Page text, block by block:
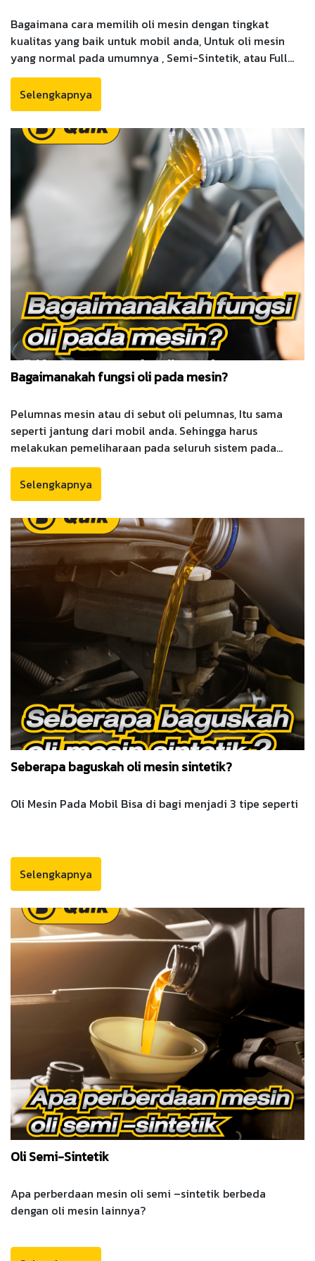
Bagaimana cara memilih oli mesin dengan tingkat
kualitas yang baik untuk mobil anda, Untuk oli mesin
yang normal pada umumnya , Semi-Sintetik, atau Full
Sintetik. B-Quik mempunyai trik yang sangat mudah
untuk menentukan oli mana yang sesuai dengan
kebutuhan mobil anda
Selengkapnya
Bagaimanakah fungsi oli pada mesin?
Pelumnas mesin atau di sebut oli pelumnas, Itu sama
seperti jantung dari mobil anda. Sehingga harus
melakukan pemeliharaan pada seluruh sistem pada
mesin anda, Oli mesin terdiri dari 2 bagian yang penting:
berbasis oli dan bahan aditif. Pelumnas memiliki
kegunaan untuk mengurangi gesekan. Bersihkan dan
akan membantu mengurangi ke ausan pada komponen
pada mesin.
Selengkapnya
Seberapa baguskah oli mesin sintetik?
Oli Mesin Pada Mobil Bisa di bagi menjadi 3 tipe seperti
Selengkapnya
Oli Semi-Sintetik
Apa perberdaan mesin oli semi –sintetik berbeda
dengan oli mesin lainnya?